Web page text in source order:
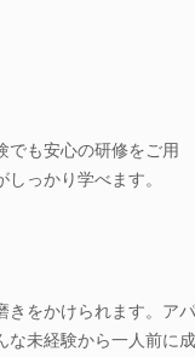
でも安心の研修をご用
っかり学べます。
きをかけられます。アパ
な未経験から一人前に成